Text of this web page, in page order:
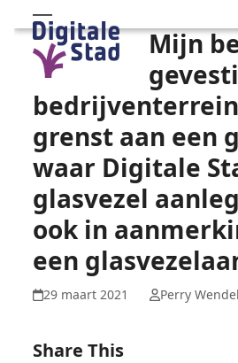
Skip
content
Open
mobile
menu
Close
mobile
menu
Mijn
grenst aan een
waar Digitale
glasvezel
ook in
een
29 maart 2021 Perry Wendel
Share This